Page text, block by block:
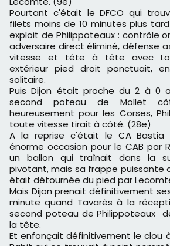
Pourtant c'était le DFCO qui
filets moins de 10 minutes plus
exploit de Philippoteaux : contrôle
adversaire direct éliminé, défense
vitesse et tête à tête avec
extérieur pied droit ponctuait,
solitaire.
Puis Dijon était proche du 2 à 0
second poteau de Mollet
heureusement pour les Corses,
toute vitesse tirait à côté. (28e)
A la reprise c'était le CA Bastia
énorme occasion pour le CAB par
un ballon qui traînait dans la
pivotant, mais sa frappe puissante
était détournée du pied par
Mais Dijon prenait définitivement
minute quand Tavarès à la
second poteau de Philippoteaux
la tête.
Et enfonçait définitivement le clou